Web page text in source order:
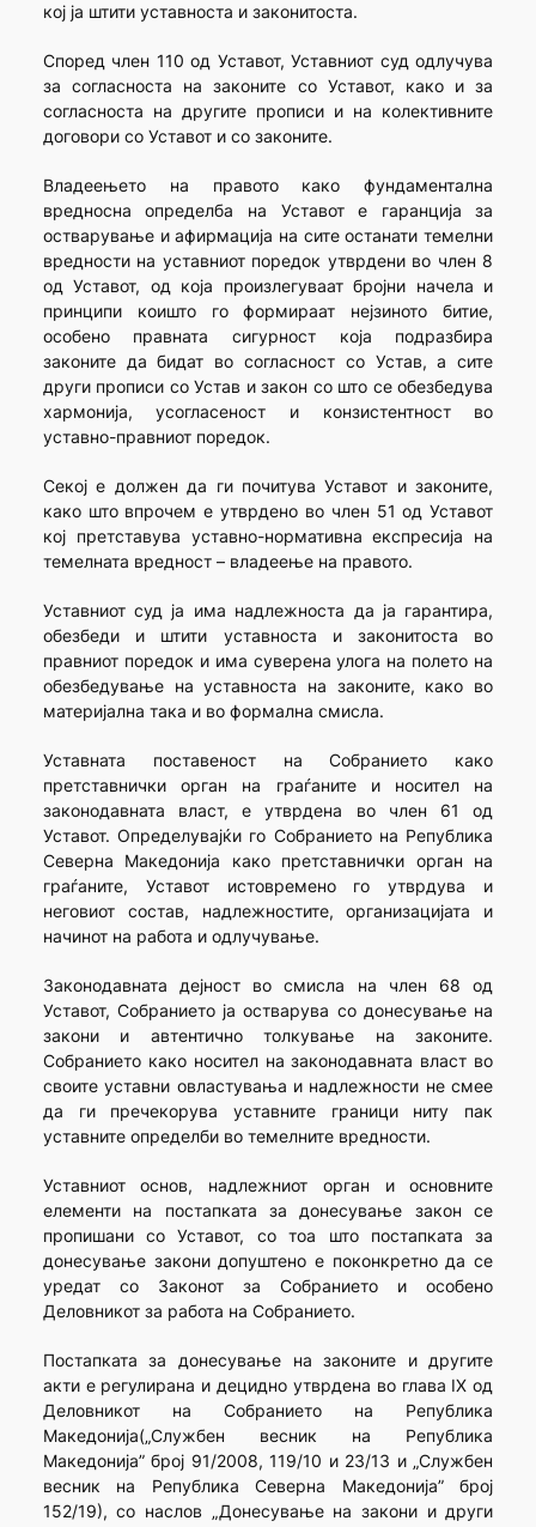
кој ја штити уставноста и законитоста.
Според член 110 од Уставот, Уставниот суд одлучува
за согласноста на законите со Уставот, како и за
согласноста на другите прописи и на колективните
договори со Уставот и со законите.
Владеењето на правото како фундаментална
вредносна определба на Уставот е гаранција за
остварување и афирмација на сите останати темелни
вредности на уставниот поредок утврдени во член 8
од Уставот, од која произлегуваат бројни начела и
принципи коишто го формираат нејзиното битие,
особено правната сигурност која подразбира
законите да бидат во согласност со Устав, а сите
други прописи со Устав и закон со што се обезбедува
хармонија, усогласеност и конзистентност во
уставно-правниот поредок.
Секој е должен да ги почитува Уставот и законите,
како што впрочем е утврдено во член 51 од Уставот
кој претставува уставно-нормативна експресија на
темелната вредност – владеење на правото.
Уставниот суд ја има надлежноста да ја гарантира,
обезбеди и штити уставноста и законитоста во
правниот поредок и има суверена улога на полето на
обезбедување на уставноста на законите, како во
материјална така и во формална смисла.
Уставната поставеност на Собранието како
претставнички орган на граѓаните и носител на
законодавната власт, е утврдена во член 61 од
Уставот. Определувајќи го Собранието на Република
Северна Македонија како претставнички орган на
граѓаните, Уставот истовремено го утврдува и
неговиот состав, надлежностите, организацијата и
начинот на работа и одлучување.
Законодавната дејност во смисла на член 68 од
Уставот, Собранието ја остварува со донесување на
закони и автентично толкување на законите.
Собранието како носител на законодавната власт во
своите уставни овластувања и надлежности не смее
да ги пречекорува уставните граници ниту пак
уставните определби во темелните вредности.
Уставниот основ, надлежниот орган и основните
елементи на постапката за донесување закон се
пропишани со Уставот, со тоа што постапката за
донесување закони допуштено е поконкретно да се
уредат со Законот за Собранието и особено
Деловникот за работа на Собранието.
Постапката за донесување на законите и другите
акти е регулирана и децидно утврдена во глава IX од
Деловникот на Собранието на Република
Македонија(„Службен весник на Република
Македонија” број 91/2008, 119/10 и 23/13 и „Службен
весник на Република Северна Македонија” број
152/19), со наслов „Донесување на закони и други